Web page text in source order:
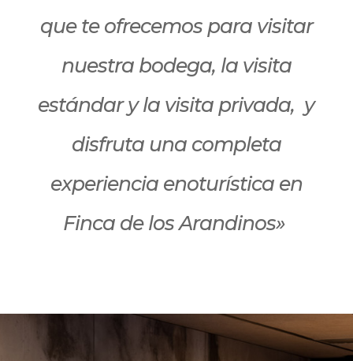
que te ofrecemos para visitar
nuestra bodega, la visita
estándar y la visita privada, y
disfruta una completa
experiencia enoturística en
Finca de los Arandinos»